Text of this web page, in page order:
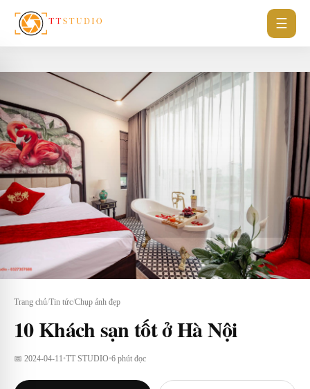
☰
Trang chủ/Tin tức/Chụp ảnh đẹp
10 Khách sạn tốt ở Hà Nội
📅 2024-04-11•TT STUDIO•6 phút đọc